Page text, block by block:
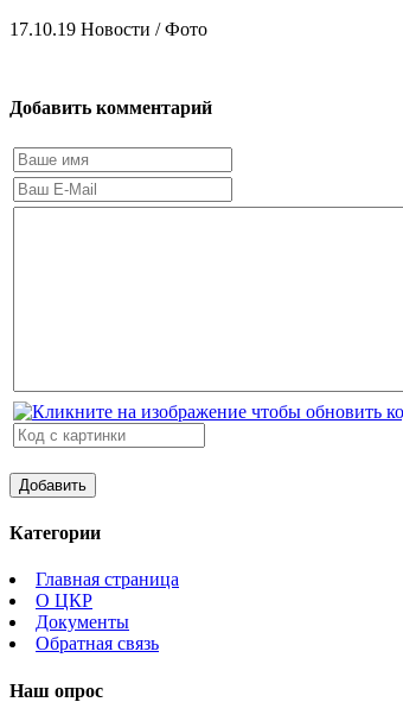
17.10.19 Новости / Фото
Добавить комментарий
Категории
Главная страница
О ЦКР
Документы
Обратная связь
Наш опрос